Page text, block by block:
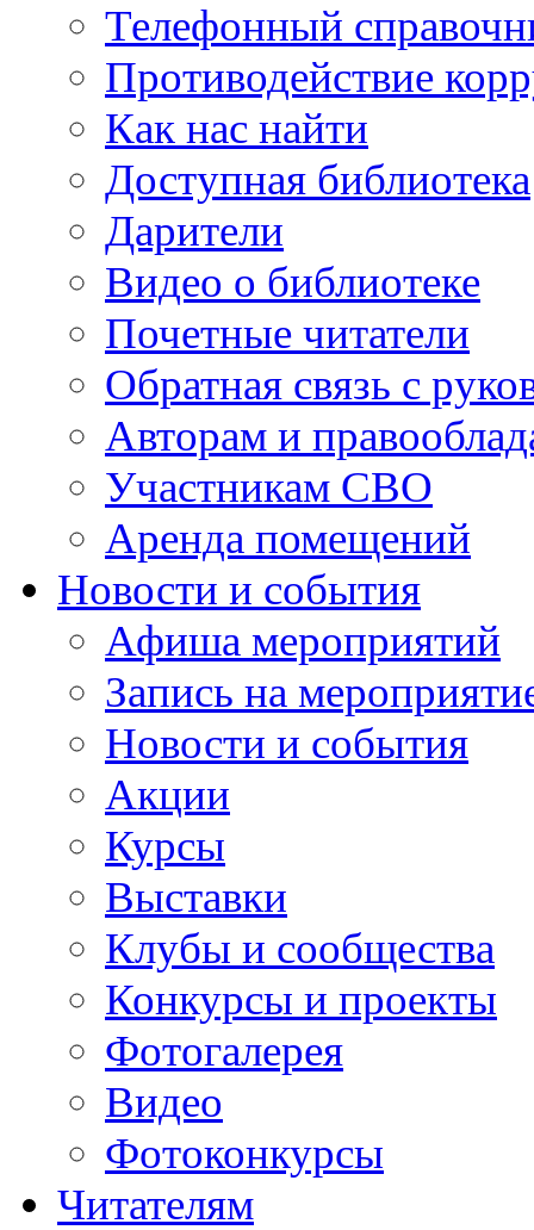
Телефонный
Противодействие
Как нас найти
Доступная библиотека
Дарители
Видео о библиотеке
Почетные читатели
Обратная связь с
Авторам и
Участникам СВО
Аренда помещений
Новости и события
Афиша мероприятий
Запись на
Новости и события
Акции
Курсы
Выставки
Клубы и сообщества
Конкурсы и проекты
Фотогалерея
Видео
Фотоконкурсы
Читателям